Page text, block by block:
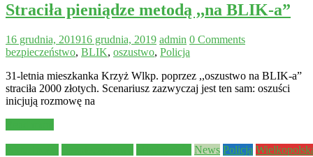
Straciła pieniądze metodą ,,na BLIK-a”
16 grudnia, 201916 grudnia, 2019 admin 0 Comments
bezpieczeństwo, BLIK, oszustwo, Policja
31-letnia mieszkanka Krzyż Wlkp. poprzez ,,oszustwo na BLIK-a”
straciła 2000 złotych. Scenariusz zazwyczaj jest ten sam: oszuści
inicjują rozmowę na
News Policja